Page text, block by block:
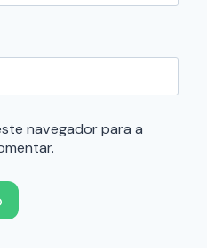
navegador para a